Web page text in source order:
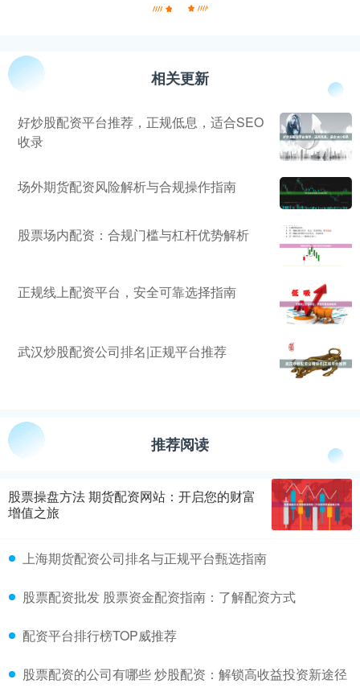
相关更新
好炒股配资平台推荐，正规低息，适合SEO
收录
场外期货配资风险解析与合规操作指南
股票场内配资：合规门槛与杠杆优势解析
正规线上配资平台，安全可靠选择指南
武汉炒股配资公司排名|正规平台推荐
推荐阅读
股票操盘方法 期货配资网站：开启您的财富
增值之旅
上海期货配资公司排名与正规平台甄选指南
股票配资批发 股票资金配资指南：了解配资方式
配资平台排行榜TOP威推荐
股票配资的公司有哪些 炒股配资：解锁高收益投资新途径